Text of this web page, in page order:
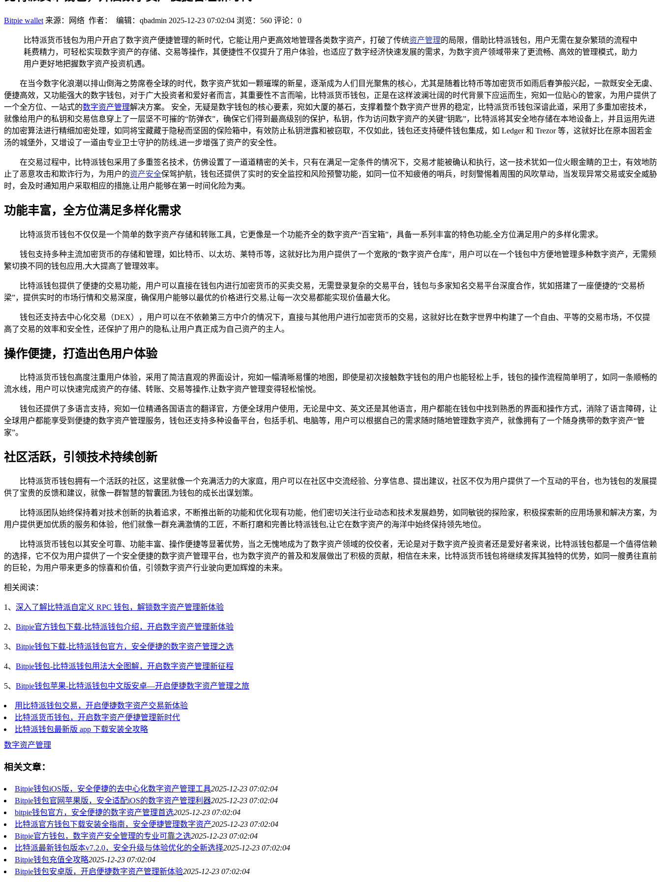
Bitpie wallet 来源：网络 作者： 编辑：qbadmin 2025-12-23 07:02:04 浏览：560 评论：0
比特派货币钱包为用户开启了数字资产便捷管理的新时代，它能让用户更高效地管理各类数字资产，打破了传统资产管理的局限，借助比特派钱包，用户无需在复杂繁琐的流程中
耗费精力，可轻松实现数字资产的存储、交易等操作，其便捷性不仅提升了用户体验，也适应了数字经济快速发展的需求，为数字资产领域带来了更流畅、高效的管理模式，助力
用户更好地把握数字资产投资机遇。
在当今数字化浪潮以排山倒海之势席卷全球的时代，数字资产犹如一颗璀璨的新星，逐渐成为人们目光聚焦的核心，尤其是随着比特币等加密货币如雨后春笋般兴起，一款既安全无虞、
便捷高效，又功能强大的数字钱包，对于广大投资者和爱好者而言，其重要性不言而喻，比特派货币钱包，正是在这样波澜壮阔的时代背景下应运而生，宛如一位贴心的管家，为用户提供了
一个全方位、一站式的数字资产管理解决方案。 安全，无疑是数字钱包的核心要素，宛如大厦的基石，支撑着整个数字资产世界的稳定，比特派货币钱包深谙此道，采用了多重加密技术，
就像给用户的私钥和交易信息穿上了一层坚不可摧的“防弹衣”，确保它们得到最高级别的保护，私钥，作为访问数字资产的关键“钥匙”，比特派将其安全地存储在本地设备上，并且运用先进
的加密算法进行精细加密处理，如同将宝藏藏于隐秘而坚固的保险箱中，有效防止私钥泄露和被窃取，不仅如此，钱包还支持硬件钱包集成，如 Ledger 和 Trezor 等，这就好比在原本固若金
汤的城堡外，又增设了一道由专业卫士守护的防线,进一步增强了资产的安全性。
在交易过程中，比特派钱包采用了多重签名技术，仿佛设置了一道道精密的关卡，只有在满足一定条件的情况下，交易才能被确认和执行，这一技术犹如一位火眼金睛的卫士，有效地防
止了恶意攻击和欺诈行为，为用户的资产安全保驾护航，钱包还提供了实时的安全监控和风险预警功能，如同一位不知疲倦的哨兵，时刻警惕着周围的风吹草动，当发现异常交易或安全威胁
时，会及时通知用户采取相应的措施,让用户能够在第一时间化险为夷。
功能丰富，全方位满足多样化需求
比特派货币钱包不仅仅是一个简单的数字资产存储和转账工具，它更像是一个功能齐全的数字资产“百宝箱”，具备一系列丰富的特色功能,全方位满足用户的多样化需求。
钱包支持多种主流加密货币的存储和管理，如比特币、以太坊、莱特币等，这就好比为用户提供了一个宽敞的“数字资产仓库”，用户可以在一个钱包中方便地管理多种数字资产，无需频
繁切换不同的钱包应用,大大提高了管理效率。
比特派钱包提供了便捷的交易功能，用户可以直接在钱包内进行加密货币的买卖交易，无需登录复杂的交易平台，钱包与多家知名交易平台深度合作，犹如搭建了一座便捷的“交易桥
梁”，提供实时的市场行情和交易深度，确保用户能够以最优的价格进行交易,让每一次交易都能实现价值最大化。
钱包还支持去中心化交易（DEX），用户可以在不依赖第三方中介的情况下，直接与其他用户进行加密货币的交易，这就好比在数字世界中构建了一个自由、平等的交易市场，不仅提
高了交易的效率和安全性，还保护了用户的隐私,让用户真正成为自己资产的主人。
操作便捷，打造出色用户体验
比特派货币钱包高度注重用户体验，采用了简洁直观的界面设计，宛如一幅清晰易懂的地图，即使是初次接触数字钱包的用户也能轻松上手，钱包的操作流程简单明了，如同一条顺畅的
流水线，用户可以快速完成资产的存储、转账、交易等操作,让数字资产管理变得轻松愉悦。
钱包还提供了多语言支持，宛如一位精通各国语言的翻译官，方便全球用户使用，无论是中文、英文还是其他语言，用户都能在钱包中找到熟悉的界面和操作方式，消除了语言障碍，让
全球用户都能享受到便捷的数字资产管理服务，钱包还支持多种设备平台，包括手机、电脑等，用户可以根据自己的需求随时随地管理数字资产，就像拥有了一个随身携带的数字资产“管
家”。
社区活跃，引领技术持续创新
比特派货币钱包拥有一个活跃的社区，这里就像一个充满活力的大家庭，用户可以在社区中交流经验、分享信息、提出建议，社区不仅为用户提供了一个互动的平台，也为钱包的发展提
供了宝贵的反馈和建议，就像一群智慧的智囊团,为钱包的成长出谋划策。
比特派团队始终保持着对技术创新的执着追求，不断推出新的功能和优化现有功能，他们密切关注行业动态和技术发展趋势，如同敏锐的探险家，积极探索新的应用场景和解决方案，为
用户提供更加优质的服务和体验，他们就像一群充满激情的工匠，不断打磨和完善比特派钱包,让它在数字资产的海洋中始终保持领先地位。
比特派货币钱包以其安全可靠、功能丰富、操作便捷等显著优势，当之无愧地成为了数字资产领域的佼佼者，无论是对于数字资产投资者还是爱好者来说，比特派钱包都是一个值得信赖
的选择，它不仅为用户提供了一个安全便捷的数字资产管理平台，也为数字资产的普及和发展做出了积极的贡献，相信在未来，比特派货币钱包将继续发挥其独特的优势，如同一艘勇往直前
的巨轮，为用户带来更多的惊喜和价值，引领数字资产行业驶向更加辉煌的未来。
相关阅读：
1、 深入了解比特派自定义 RPC 钱包，解锁数字资产管理新体验
2、 Bitpie官方钱包下载-比特派钱包介绍，开启数字资产管理新体验
3、 Bitpie钱包下载-比特派钱包官方，安全便捷的数字资产管理之选
4、 Bitpie钱包-比特派钱包用法大全图解，开启数字资产管理新征程
5、 Bitpie钱包苹果-比特派钱包中文版安卓—开启便捷数字资产管理之旅
用比特派钱包交易，开启便捷数字资产交易新体验
比特派货币钱包，开启数字资产便捷管理新时代
比特派钱包最新版 app 下载安装全攻略
数字资产管理
相关文章：
Bitpie钱包iOS版，安全便捷的去中心化数字资产管理工具2025-12-23 07:02:04
Bitpie钱包官网苹果版，安全适配iOS的数字资产管理利器2025-12-23 07:02:04
bitpie钱包官方，安全便捷的数字资产管理首选2025-12-23 07:02:04
比特派官方钱包下载安装全指南，安全便捷管理数字资产2025-12-23 07:02:04
Bitpie官方钱包，数字资产安全管理的专业可靠之选2025-12-23 07:02:04
比特派最新钱包版本v7.2.0，安全升级与体验优化的全新选择2025-12-23 07:02:04
Bitpie钱包充值全攻略2025-12-23 07:02:04
Bitpie钱包安卓版，开启便捷数字资产管理新体验2025-12-23 07:02:04